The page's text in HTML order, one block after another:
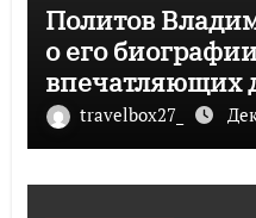
Политов
о его
впечатляющих
travelbox27_